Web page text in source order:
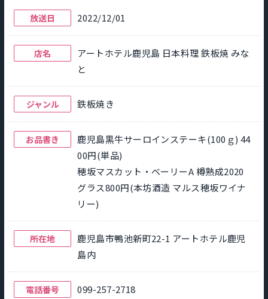
放送日 2022/12/01
店名
アートホテル鹿児島 日本料理 鉄板焼 みな
と
ジャンル 鉄板焼き
お品書き
鹿児島黒牛サーロインステーキ(100ｇ) 44
00円(単品)
穂坂マスカット・ベーリーA 樽熟成2020
グラス800円(本坊酒造 マルス穂坂ワイナ
リー)
所在地
鹿児島市鴨池新町22-1 アートホテル鹿児
島内
電話番号 099-257-2718